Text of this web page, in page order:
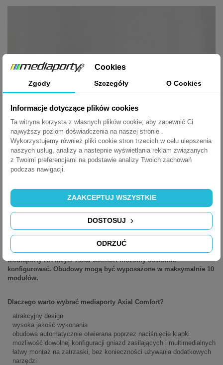
stoły biurowe i konferencyjne
biurka i blaty kuchenne
stoły laboratoryjne
salony sprzedaży
Mediaporty AH Meyer Axial Comfort możemy dowolnie
konfigurować. Obudowy mogą być wyposażone w maksymalnie 10
modułów.
Dlaczego warto wybrać mediaporty Axial Comfort?
atrakcyjny design
wysoka jakość wykonania
obudowa automatycznie otwierana poprzez naciśnięcie klapki
możliwość dowolnej konfiguracji gniazd zasilających i multimedialnych
łatwy montaż na zatrzaski, bez konieczności używania dodatkowych
narzędzi
Cookies
Zgody Szczegóły O Cookies
Informacje dotyczące plików cookies
Ta witryna korzysta z własnych plików cookie, aby zapewnić Ci
najwyższy poziom doświadczenia na naszej stronie .
Wykorzystujemy również pliki cookie stron trzecich w celu ulepszenia
naszych usług, analizy a nastepnie wyświetlania reklam związanych
z Twoimi preferencjami na podstawie analizy Twoich zachowań
podczas nawigacji.
ODRZUĆ
DOSTOSUJ
ZAAKCEPTUJ WSZYSTKIE